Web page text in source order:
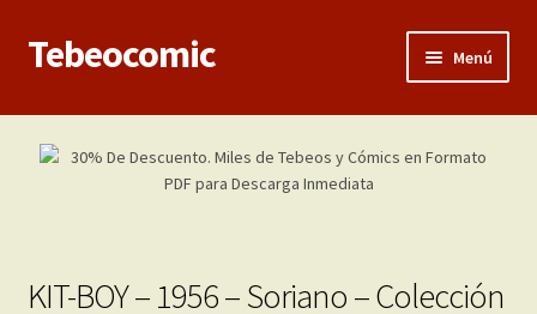
Ir
Ir
al
Tebeocomic Menú
Inicio
Adultos
KIT-BOY – 1956 – Soriano – Colección